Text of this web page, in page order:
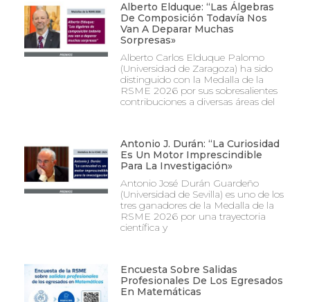
Alberto Elduque: “Las Álgebras
De Composición Todavía Nos
Van A Deparar Muchas
Sorpresas»
Alberto Carlos Elduque Palomo
(Universidad de Zaragoza) ha sido
distinguido con la Medalla de la
RSME 2026 por sus sobresalientes
contribuciones a diversas áreas del
Antonio J. Durán: “La Curiosidad
Es Un Motor Imprescindible
Para La Investigación»
Antonio José Durán Guardeño
(Universidad de Sevilla) es uno de los
tres ganadores de la Medalla de la
RSME 2026 por una trayectoria
científica y
Encuesta Sobre Salidas
Profesionales De Los Egresados
En Matemáticas